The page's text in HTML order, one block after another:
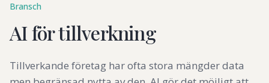
Bransch
AI för tillverkning
Tillverkande företag har ofta stora mängder data